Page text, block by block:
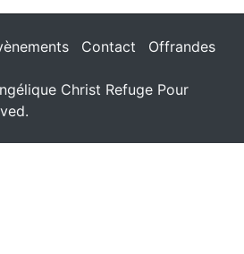
Contact
Offrandes
Christ Refuge Pour